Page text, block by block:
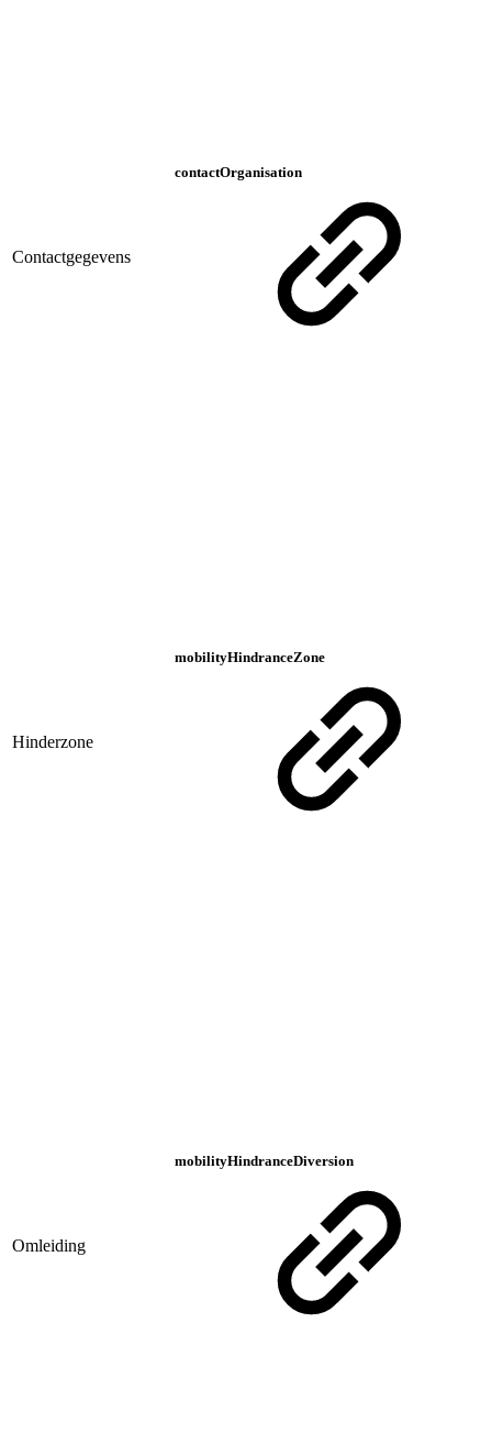
Contactgegevens
contactOrganisation
Hinderzone
mobilityHindranceZone
Omleiding
mobilityHindranceDiversion